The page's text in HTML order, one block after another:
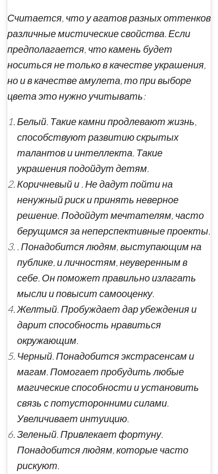
Считается, что у агатов разных оттенков
различные мистические свойства. Если
предполагается, что камень будет
носиться не только в качестве украшения,
но и в качестве амулета, то при выборе
цвета это нужно учитывать:
Белый. Такие камни продлевают жизнь,
способствуют развитию скрытых
талантов и интеллекта. Такие
украшения подойдут детям.
Коричневый и . Не дадут пойти на
ненужный риск и принять неверное
решение. Подойдут мечтателям, часто
берущимся за неперспективные проекты.
. Понадобится людям, выступающим на
публике, и личностям, неуверенным в
себе. Он поможет правильно излагать
мысли и повысит самооценку.
Желтый. Пробуждает дар убеждения и
дарит способность нравиться
окружающим.
Черный. Понадобится экстрасенсам и
магам. Помогает пробудить любые
магические способности и установить
связь с потусторонними силами.
Увеличивает интуицию.
Зеленый. Привлекает фортуну.
Понадобится людям, которые часто
рискуют.